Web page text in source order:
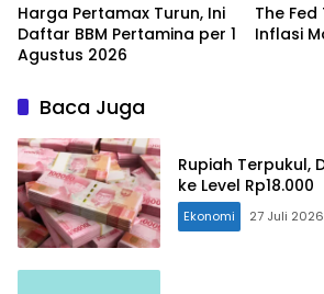
Harga Pertamax Turun, Ini
Daftar BBM Pertamina per 1
Agustus 2026
The
Inflasi
Baca Juga
Rupiah Terpukul,
ke Level Rp18.000
Ekonomi 27 Juli 2026